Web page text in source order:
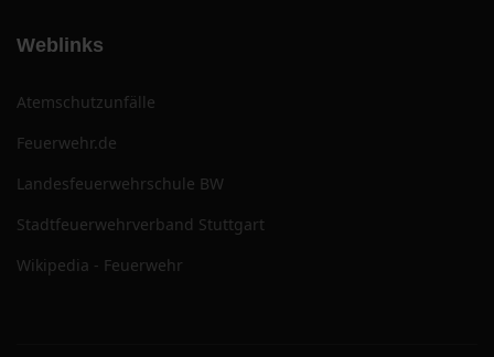
Weblinks
Atemschutzunfälle
Feuerwehr.de
Landesfeuerwehrschule BW
Stadtfeuerwehrverband Stuttgart
Wikipedia - Feuerwehr